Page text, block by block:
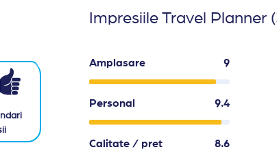
Impresiile Travel Planner
Amplasare 9
Personal 9.4
Calitate / pret 8.6